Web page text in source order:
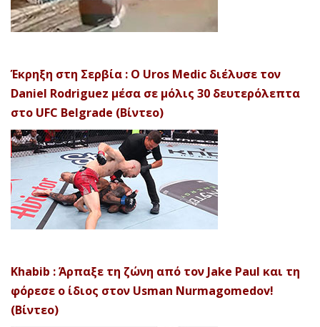
Έκρηξη στη Σερβία : Ο Uros Medic διέλυσε τον
Daniel Rodriguez μέσα σε μόλις 30 δευτερόλεπτα
στο UFC Belgrade (Βίντεο)
Khabib : Άρπαξε τη ζώνη από τον Jake Paul και τη
φόρεσε ο ίδιος στον Usman Nurmagomedov!
(Βίντεο)